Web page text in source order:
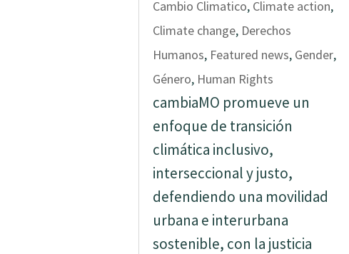
Cambio Climatico, Climate action,
Climate change, Derechos
Humanos, Featured news, Gender,
Género, Human Rights
cambiaMO promueve un
enfoque de transición
climática inclusivo,
interseccional y justo,
defendiendo una movilidad
urbana e interurbana
sostenible, con la justicia